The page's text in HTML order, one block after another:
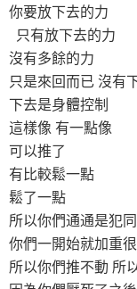
你要放下去的力
只有放下去的力
沒有多餘的力
只是來回而已 沒有
下去是身體控制
這樣像 有一點像
可以推了
有比較鬆一點
鬆了一點
所以你們通通是犯
你們一開始就加重
所以你們推不動 所